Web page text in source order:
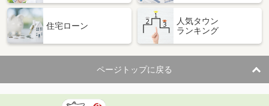
埼玉県越谷市赤山町４丁目
2,830万円
住 所
埼玉県越谷市赤山町４丁目
専有面積 79.99m²
間取り
3LDK
埼玉県越谷市越ヶ谷１丁目
住宅ローン
人気タウン
ランキング
ページトップに戻る